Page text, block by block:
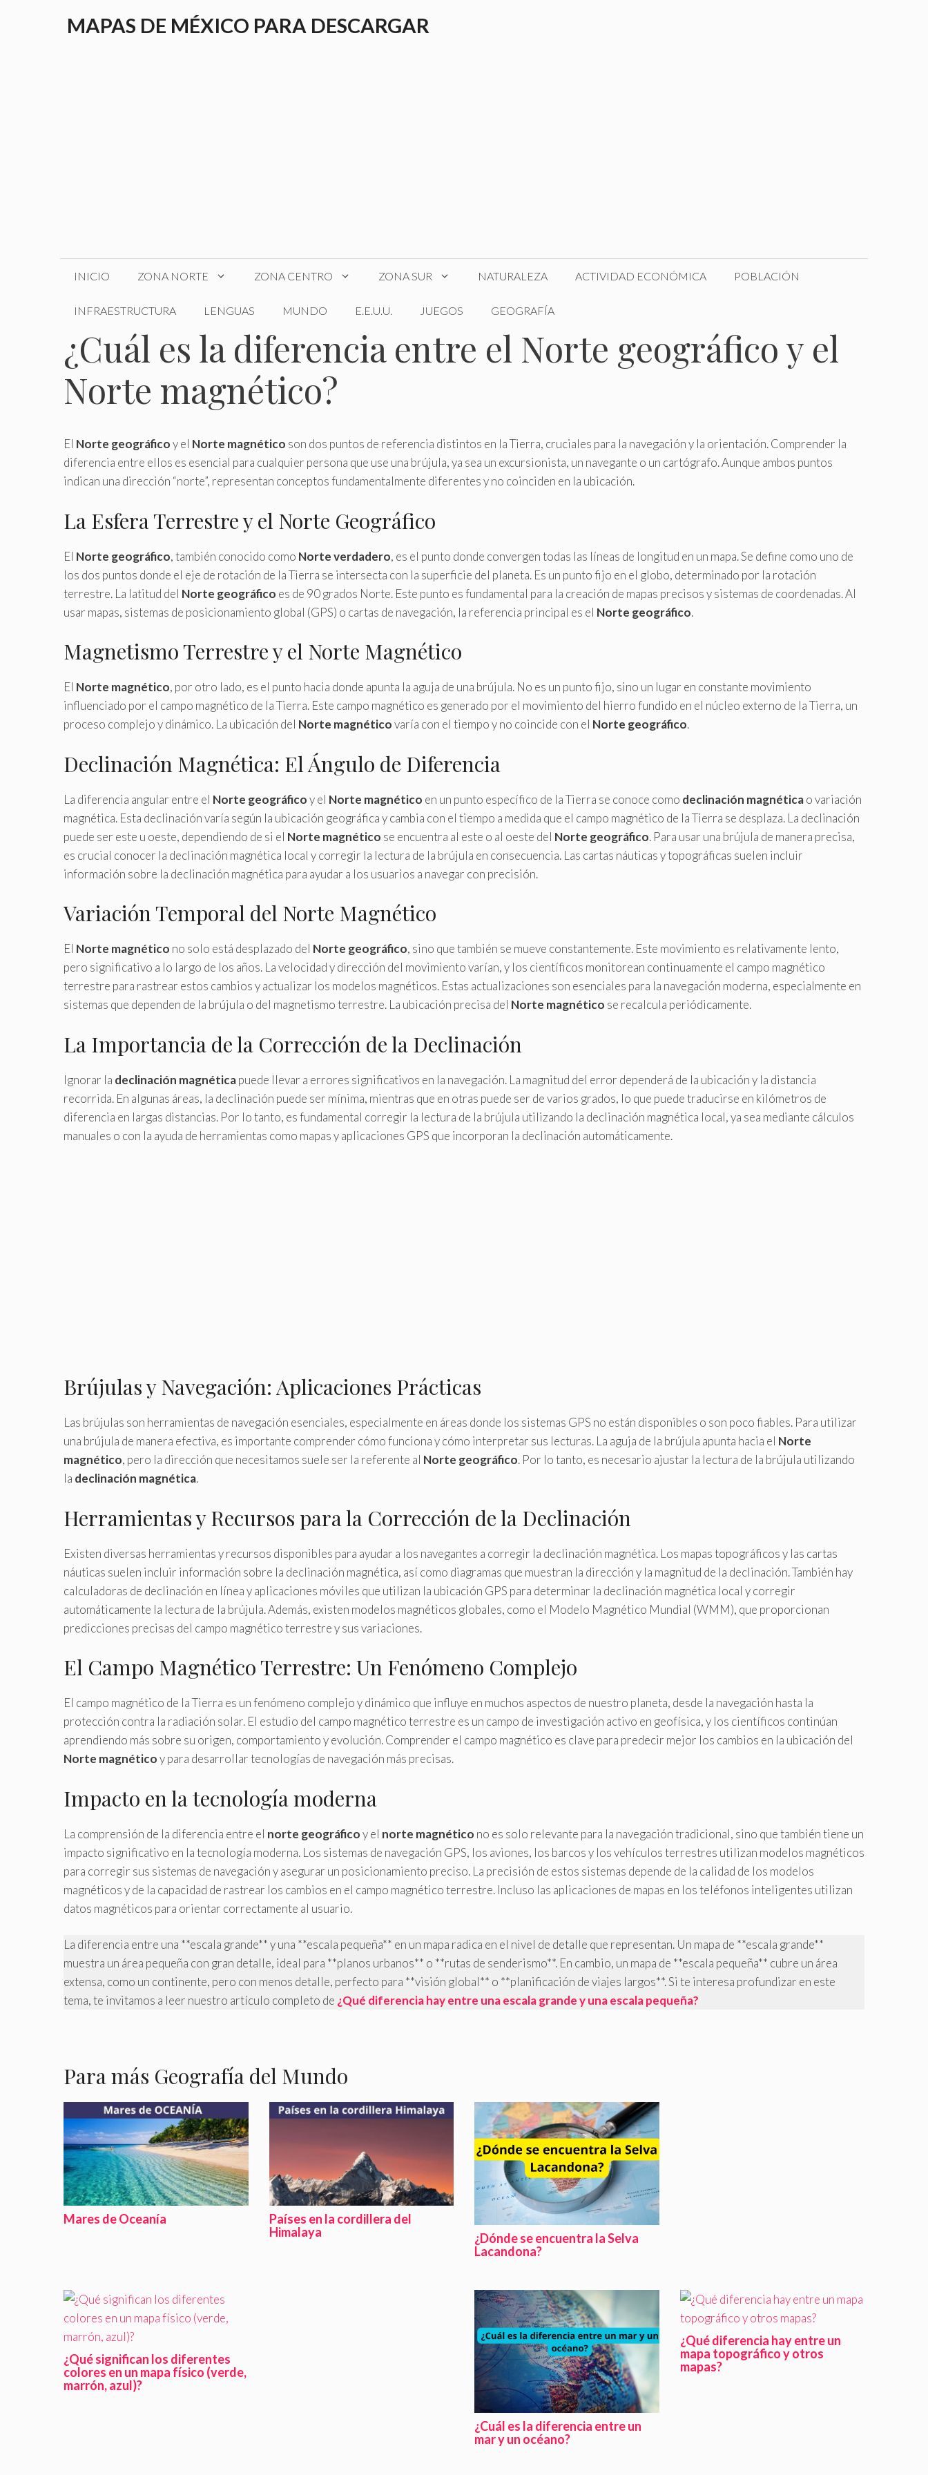
MAPAS DE MÉXICO PARA DESCARGAR
INICIO ZONA NORTE ZONA CENTRO ZONA SUR NATURALEZA ACTIVIDAD ECONÓMICA POBLACIÓN
INFRAESTRUCTURA LENGUAS MUNDO E.E.U.U. JUEGOS GEOGRAFÍA
¿Cuál es la diferencia entre el Norte geográfico y el
Norte magnético?
El Norte geográficoy el Norte magnético son dos puntos de referencia distintos en la Tierra, cruciales para la navegación y la orientación. Comprender la
diferencia entre ellos es esencial para cualquier persona que use una brújula, ya sea un excursionista, un navegante o un cartógrafo. Aunque ambos puntos
indican una dirección “norte”, representan conceptos fundamentalmente diferentes y no coinciden en la ubicación.
La Esfera Terrestre y el Norte Geográfico
El Norte geográfico, también conocido como Norte verdadero, es el punto donde convergen todas las líneas de longitud en un mapa. Se define como uno de
los dos puntos donde el eje de rotación de la Tierra se intersecta con la superficie del planeta. Es un punto fijo en el globo, determinado por la rotación
terrestre. La latitud del Norte geográfico es de 90 grados Norte. Este punto es fundamental para la creación de mapas precisos y sistemas de coordenadas. Al
usar mapas, sistemas de posicionamiento global (GPS) o cartas de navegación, la referencia principal es el Norte geográfico.
Magnetismo Terrestre y el Norte Magnético
El Norte magnético, por otro lado, es el punto hacia donde apunta la aguja de una brújula. No es un punto fijo, sino un lugar en constante movimiento
influenciado por el campo magnético de la Tierra. Este campo magnético es generado por el movimiento del hierro fundido en el núcleo externo de la Tierra, un
proceso complejo y dinámico. La ubicación del Norte magnéticovaría con el tiempo y no coincide con el Norte geográfico.
Declinación Magnética: El Ángulo de Diferencia
La diferencia angular entre el Norte geográficoy el Norte magnético en un punto específico de la Tierra se conoce como declinación magnéticao variación
magnética. Esta declinación varía según la ubicación geográfica y cambia con el tiempo a medida que el campo magnético de la Tierra se desplaza. La declinación
puede ser este u oeste, dependiendo de si el Norte magnético se encuentra al este o al oeste del Norte geográfico. Para usar una brújula de manera precisa,
es crucial conocer la declinación magnética local y corregir la lectura de la brújula en consecuencia. Las cartas náuticas y topográficas suelen incluir
información sobre la declinación magnética para ayudar a los usuarios a navegar con precisión.
Variación Temporal del Norte Magnético
El Norte magnético no solo está desplazado del Norte geográfico, sino que también se mueve constantemente. Este movimiento es relativamente lento,
pero significativo a lo largo de los años. La velocidad y dirección del movimiento varían, y los científicos monitorean continuamente el campo magnético
terrestre para rastrear estos cambios y actualizar los modelos magnéticos. Estas actualizaciones son esenciales para la navegación moderna, especialmente en
sistemas que dependen de la brújula o del magnetismo terrestre. La ubicación precisa del Norte magnético se recalcula periódicamente.
La Importancia de la Corrección de la Declinación
Ignorar la declinación magnéticapuede llevar a errores significativos en la navegación. La magnitud del error dependerá de la ubicación y la distancia
recorrida. En algunas áreas, la declinación puede ser mínima, mientras que en otras puede ser de varios grados, lo que puede traducirse en kilómetros de
diferencia en largas distancias. Por lo tanto, es fundamental corregir la lectura de la brújula utilizando la declinación magnética local, ya sea mediante cálculos
manuales o con la ayuda de herramientas como mapas y aplicaciones GPS que incorporan la declinación automáticamente.
Brújulas y Navegación: Aplicaciones Prácticas
Las brújulas son herramientas de navegación esenciales, especialmente en áreas donde los sistemas GPS no están disponibles o son poco fiables. Para utilizar
una brújula de manera efectiva, es importante comprender cómo funciona y cómo interpretar sus lecturas. La aguja de la brújula apunta hacia el Norte
magnético, pero la dirección que necesitamos suele ser la referente al Norte geográfico. Por lo tanto, es necesario ajustar la lectura de la brújula utilizando
la declinación magnética.
Herramientas y Recursos para la Corrección de la Declinación
Existen diversas herramientas y recursos disponibles para ayudar a los navegantes a corregir la declinación magnética. Los mapas topográficos y las cartas
náuticas suelen incluir información sobre la declinación magnética, así como diagramas que muestran la dirección y la magnitud de la declinación. También hay
calculadoras de declinación en línea y aplicaciones móviles que utilizan la ubicación GPS para determinar la declinación magnética local y corregir
automáticamente la lectura de la brújula. Además, existen modelos magnéticos globales, como el Modelo Magnético Mundial (WMM), que proporcionan
predicciones precisas del campo magnético terrestre y sus variaciones.
El Campo Magnético Terrestre: Un Fenómeno Complejo
El campo magnético de la Tierra es un fenómeno complejo y dinámico que influye en muchos aspectos de nuestro planeta, desde la navegación hasta la
protección contra la radiación solar. El estudio del campo magnético terrestre es un campo de investigación activo en geofísica, y los científicos continúan
aprendiendo más sobre su origen, comportamiento y evolución. Comprender el campo magnético es clave para predecir mejor los cambios en la ubicación del
Norte magnéticoy para desarrollar tecnologías de navegación más precisas.
Impacto en la tecnología moderna
La comprensión de la diferencia entre el norte geográficoy el norte magnético no es solo relevante para la navegación tradicional, sino que también tiene un
impacto significativo en la tecnología moderna. Los sistemas de navegación GPS, los aviones, los barcos y los vehículos terrestres utilizan modelos magnéticos
para corregir sus sistemas de navegación y asegurar un posicionamiento preciso. La precisión de estos sistemas depende de la calidad de los modelos
magnéticos y de la capacidad de rastrear los cambios en el campo magnético terrestre. Incluso las aplicaciones de mapas en los teléfonos inteligentes utilizan
datos magnéticos para orientar correctamente al usuario.
La diferencia entre una **escala grande** y una **escala pequeña** en un mapa radica en el nivel de detalle que representan. Un mapa de **escala grande**
muestra un área pequeña con gran detalle, ideal para **planos urbanos** o **rutas de senderismo**. En cambio, un mapa de **escala pequeña** cubre un área
extensa, como un continente, pero con menos detalle, perfecto para **visión global** o **planificación de viajes largos**. Si te interesa profundizar en este
tema, te invitamos a leer nuestro artículo completo de ¿Qué diferencia hay entre una escala grande y una escala pequeña?
Para más Geografía del Mundo
Mares de Oceanía
Países en la cordillera del
Himalaya
¿Dónde se encuentra la Selva
Lacandona?
¿Qué significan los diferentes
colores en un mapa físico (verde,
marrón, azul)?
¿Cuál es la diferencia entre un
mar y un océano?
¿Qué diferencia hay entre un
mapa topográfico y otros
mapas?